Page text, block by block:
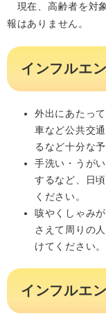
現在、高齢者を対
報はありません。
インフルエ
外出にあたっ
車など公共交
るなど十分な
手洗い・うが
するなど、日
ください。
咳やくしゃみ
さえて周りの
けてください。
インフルエ